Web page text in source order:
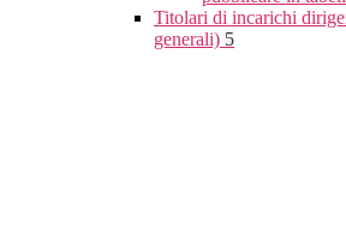
Titolari di incarichi
generali) 5